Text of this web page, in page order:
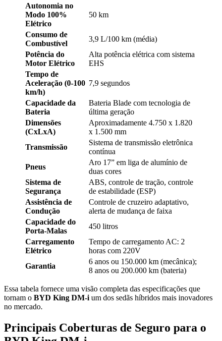
Autonomia no
Modo 100%
Elétrico
50 km
Consumo de
Combustível
3,9 L/100 km (média)
Potência do
Motor Elétrico
Alta potência elétrica com sistema
EHS
Tempo de
Aceleração (0-100
km/h)
7,9 segundos
Capacidade da
Bateria
Bateria Blade com tecnologia de
última geração
Dimensões
(CxLxA)
Aproximadamente 4.750 x 1.820
x 1.500 mm
Transmissão
Sistema de transmissão eletrônica
contínua
Pneus
Aro 17” em liga de alumínio de
duas cores
Sistema de
Segurança
ABS, controle de tração, controle
de estabilidade (ESP)
Assistência de
Condução
Controle de cruzeiro adaptativo,
alerta de mudança de faixa
Capacidade do
Porta-Malas
450 litros
Carregamento
Elétrico
Tempo de carregamento AC: 2
horas com 220V
Garantia
6 anos ou 150.000 km (mecânica);
8 anos ou 200.000 km (bateria)
Essa tabela fornece uma visão completa das especificações que
tornam o BYD King DM-i um dos sedãs híbridos mais inovadores
no mercado.
Principais Coberturas de Seguro para o